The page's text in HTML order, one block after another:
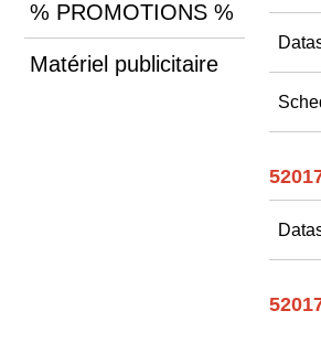
% PROMOTIONS %
Matériel publicitaire